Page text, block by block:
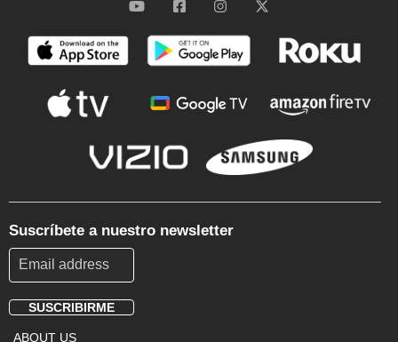
Suscríbete a nuestro newsletter
SUSCRIBIRME
ABOUT US